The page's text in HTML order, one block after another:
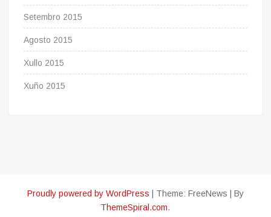
Setembro 2015
Agosto 2015
Xullo 2015
Xuño 2015
Proudly powered by WordPress Theme: FreeNews
By
ThemeSpiral.com.